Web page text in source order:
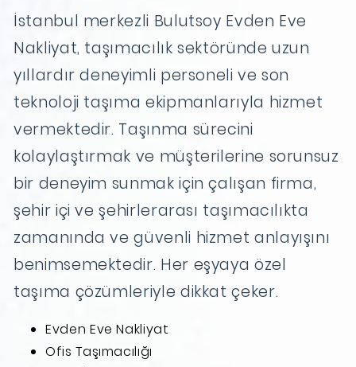
İstanbul merkezli Bulutsoy Evden Eve
Nakliyat, taşımacılık sektöründe uzun
yıllardır deneyimli personeli ve son
teknoloji taşıma ekipmanlarıyla hizmet
vermektedir. Taşınma sürecini
kolaylaştırmak ve müşterilerine sorunsuz
bir deneyim sunmak için çalışan firma,
şehir içi ve şehirlerarası taşımacılıkta
zamanında ve güvenli hizmet anlayışını
benimsemektedir. Her eşyaya özel
taşıma çözümleriyle dikkat çeker.
Evden Eve Nakliyat
Ofis Taşımacılığı